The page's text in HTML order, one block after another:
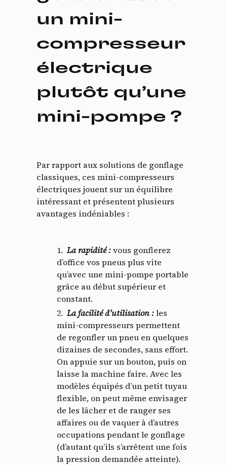
un mini-
compresseur
électrique
plutôt qu’une
mini-pompe ?
Par rapport aux solutions de gonflage
classiques, ces mini-compresseurs
électriques jouent sur un équilibre
intéressant et présentent plusieurs
avantages indéniables :
La rapidité:vous gonflerez
d’office vos pneus plus vite
qu’avec une mini-pompe portable
grâce au début supérieur et
constant.
La facilité d’utilisation :les
mini-compresseurs permettent
de regonfler un pneu en quelques
dizaines de secondes, sans effort.
On appuie sur un bouton, puis on
laisse la machine faire. Avec les
modèles équipés d’un petit tuyau
flexible, on peut même envisager
de les lâcher et de ranger ses
affaires ou de vaquer à d’autres
occupations pendant le gonflage
(d’autant qu’ils s’arrêtent une fois
la pression demandée atteinte).